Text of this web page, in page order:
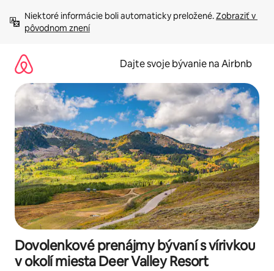
obsah.
Niektoré informácie boli automaticky preložené. Zobraziť v
pôvodnom znení
Dajte svoje bývanie na Airbnb
Dovolenkové prenájmy bývaní s vírivkou
v okolí miesta Deer Valley Resort